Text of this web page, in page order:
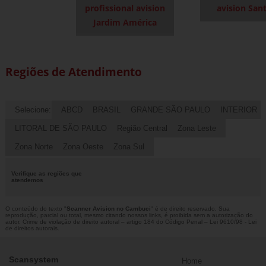
profissional avision
Jardim América
avision
Regiões de Atendimento
Selecione: ABCD BRASIL GRANDE SÃO PAULO INTERIOR
LITORAL DE SÃO PAULO Região Central Zona Leste
Zona Norte Zona Oeste Zona Sul
Verifique as regiões que
atendemos
O conteúdo do texto " Scanner Avision no Cambuci " é de direito reservado. Sua
reprodução, parcial ou total, mesmo citando nossos links, é proibida sem a autorização do
autor. Crime de violação de direito autoral – artigo 184 do Código Penal –
Lei 9610/98 - Lei
de direitos autorais
Scansystem
Home